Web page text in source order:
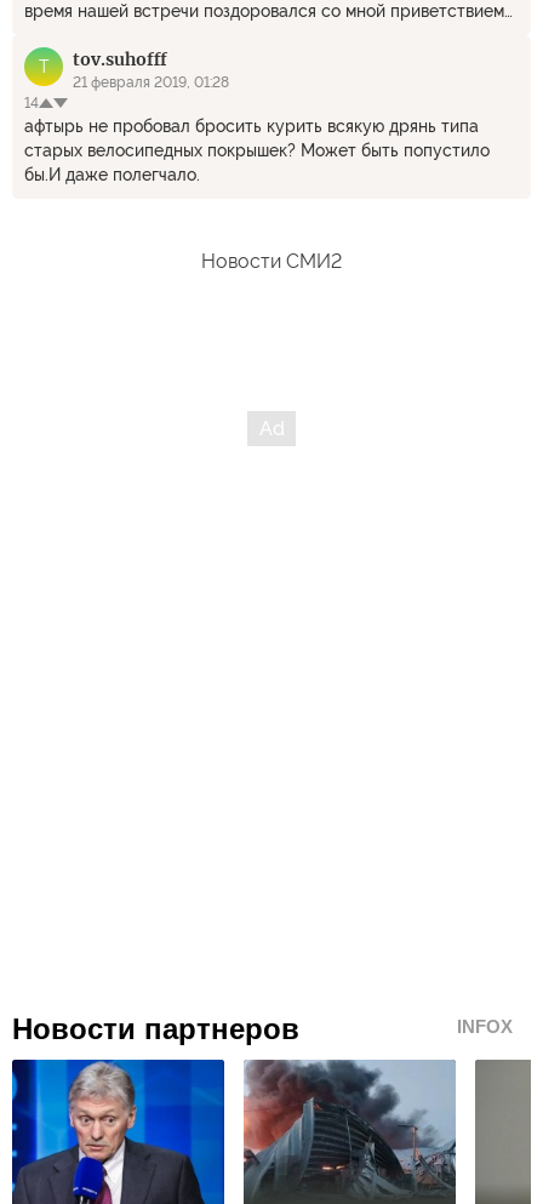
время нашей встречи поздоровался со мной приветствием
троцкистом после многолетних просмотров российских
телепрограмм." Ахахахахахахахахахахахаххаах. Господи, вот
это отборный бред)
T tov.suhofff
21 февраля 2019, 01:28
14
афтырь не пробовал бросить курить всякую дрянь типа
старых велосипедных покрышек? Может быть попустило
бы.И даже полегчало.
Новости СМИ2
Новости партнеров INFOX